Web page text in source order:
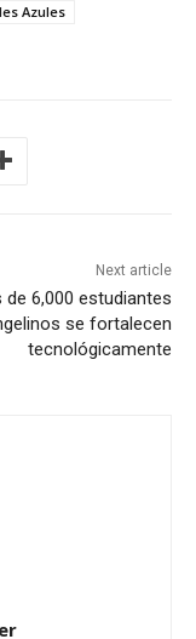
Azules
Next article
de 6,000 estudiantes
se fortalecen
tecnológicamente